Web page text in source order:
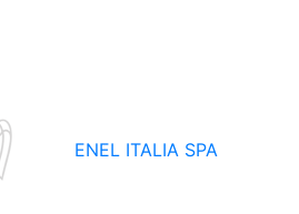
ENEL ITALIA SPA